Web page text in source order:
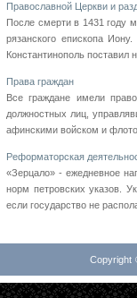
Православной Церкви и
После смерти в 1431 году
рязанского епископа
Константинополь поставил
Права граждан
Все граждане имели
должностных лиц,
афинскими войском и
Реформаторская
«Зерцало» - ежедневное
норм петровских указов.
если государство не
Copyright